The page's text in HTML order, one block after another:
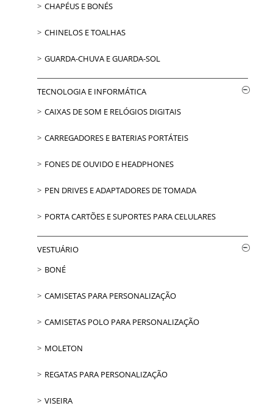
CHAPÉUS E BONÉS
CHINELOS E TOALHAS
GUARDA-CHUVA E GUARDA-SOL
TECNOLOGIA E INFORMÁTICA
CAIXAS DE SOM E RELÓGIOS DIGITAIS
CARREGADORES E BATERIAS PORTÁTEIS
FONES DE OUVIDO E HEADPHONES
PEN DRIVES E ADAPTADORES DE TOMADA
PORTA CARTÕES E SUPORTES PARA CELULARES
VESTUÁRIO
BONÉ
CAMISETAS PARA PERSONALIZAÇÃO
CAMISETAS POLO PARA PERSONALIZAÇÃO
MOLETON
REGATAS PARA PERSONALIZAÇÃO
VISEIRA